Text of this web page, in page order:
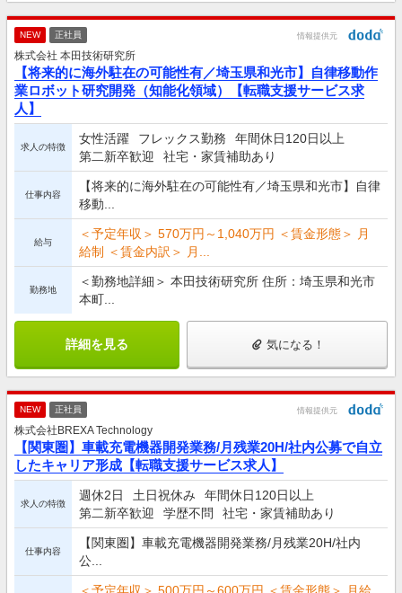
NEW 正社員 情報提供元
株式会社 本田技術研究所
【将来的に海外駐在の可能性有／埼玉県和光市】自律移動作
業ロボット研究開発（知能化領域）【転職支援サービス求
人】
求人の特徴
女性活躍 フレックス勤務
年間休日120日以上
第二新卒歓迎
社宅・家賃補助あり
仕事内容
【将来的に海外駐在の可能性有／埼玉県和光市】自律
移動...
給与
＜予定年収＞ 570万円～1,040万円 ＜賃金形態＞ 月
給制 ＜賃金内訳＞ 月...
勤務地
＜勤務地詳細＞ 本田技術研究所 住所：埼玉県和光市
本町...
詳細を見る 気になる！
NEW 正社員 情報提供元
株式会社BREXA Technology
【関東圏】車載充電機器開発業務/月残業20H/社内公募で自立
したキャリア形成【転職支援サービス求人】
求人の特徴
週休2日 土日祝休み
年間休日120日以上
第二新卒歓迎
学歴不問 社宅・家賃補助あり
仕事内容
【関東圏】車載充電機器開発業務/月残業20H/社内
公...
＜予定年収＞ 500万円～600万円 ＜賃金形態＞ 月給